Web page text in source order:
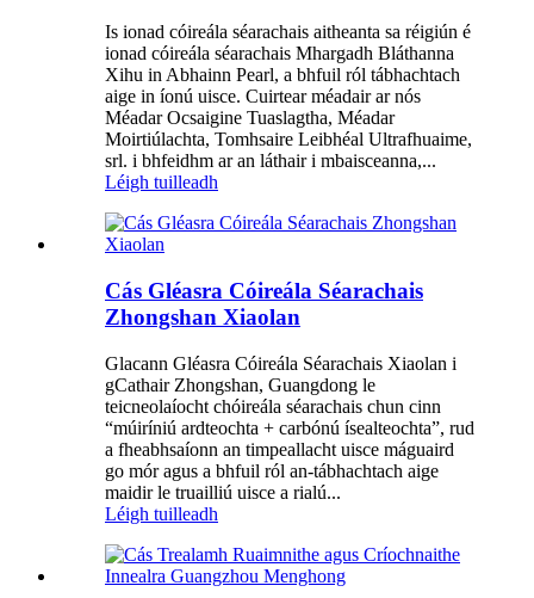
Is ionad cóireála séarachais aitheanta sa réigiún é
ionad cóireála séarachais Mhargadh Bláthanna
Xihu in Abhainn Pearl, a bhfuil ról tábhachtach
aige in íonú uisce. Cuirtear méadair ar nós
Méadar Ocsaigine Tuaslagtha, Méadar
Moirtiúlachta, Tomhsaire Leibhéal Ultrafhuaime,
srl. i bhfeidhm ar an láthair i mbaisceanna,...
Léigh tuilleadh
Cás Gléasra Cóireála Séarachais
Zhongshan Xiaolan
Glacann Gléasra Cóireála Séarachais Xiaolan i
gCathair Zhongshan, Guangdong le
teicneolaíocht chóireála séarachais chun cinn
“múiríniú ardteochta + carbónú ísealteochta”, rud
a fheabhsaíonn an timpeallacht uisce máguaird
go mór agus a bhfuil ról an-tábhachtach aige
maidir le truailliú uisce a rialú...
Léigh tuilleadh